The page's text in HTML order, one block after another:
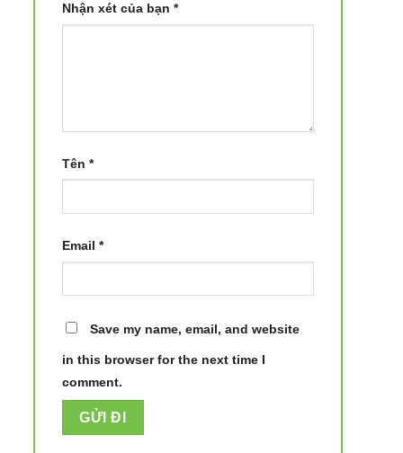
Nhận xét của bạn *
Tên *
Email *
Save my name, email, and website
in this browser for the next time I
comment.